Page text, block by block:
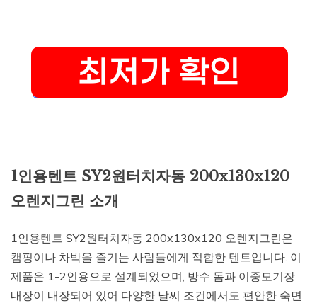
1인용텐트 SY2원터치자동 200x130x120
오렌지그린 소개
1인용텐트 SY2원터치자동 200x130x120 오렌지그린은
캠핑이나 차박을 즐기는 사람들에게 적합한 텐트입니다. 이
제품은 1-2인용으로 설계되었으며, 방수 돔과 이중모기장
내장이 내장되어 있어 다양한 날씨 조건에서도 편안한 숙면